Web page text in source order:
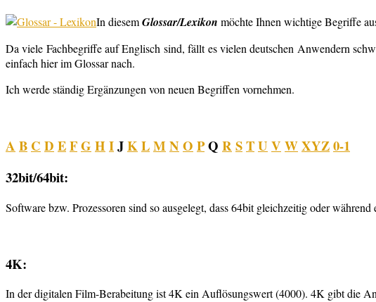
In diesemGlossar/Lexikon möchte Ihnen wichtige Begriffe
Da viele Fachbegriffe auf Englisch sind, fällt es vielen deutschen Anwendern
einfach hier im Glossar nach.
Ich werde ständig Ergänzungen von neuen Begriffen vornehmen.
A B C D EFG H IJKLMN O PQ RSTU V WXYZ0-1
32bit/64bit:
Software bzw. Prozessoren sind so ausgelegt, dass 64bit gleichzeitig oder
4K:
In der digitalen Film-Berabeitung ist 4K ein Auflösungswert (4000). 4K gibt die